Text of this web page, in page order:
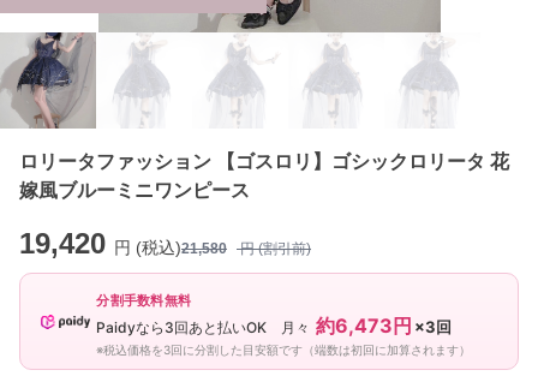
ロリータファッション 【ゴスロリ】ゴシックロリータ 花
嫁風ブルーミニワンピース
19,420 円 (税込)21,580 円 (割引前)
分割手数料無料
Paidyなら3回あと払いOK 月々 約6,473円 ×3回
※税込価格を3回に分割した目安額です（端数は初回に加算されます）